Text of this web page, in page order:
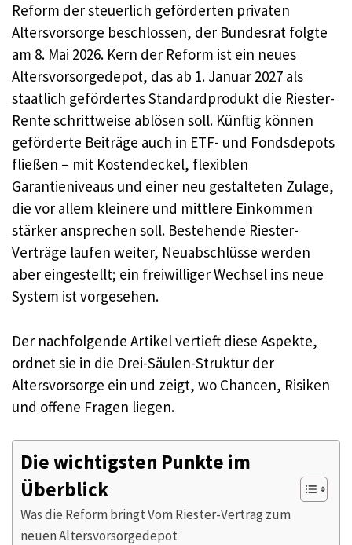
Reform der steuerlich geförderten privaten
Altersvorsorge beschlossen, der Bundesrat folgte
am 8. Mai 2026. Kern der Reform ist ein neues
Altersvorsorgedepot, das ab 1. Januar 2027 als
staatlich gefördertes Standardprodukt die Riester-
Rente schrittweise ablösen soll. Künftig können
geförderte Beiträge auch in ETF- und Fondsdepots
fließen – mit Kostendeckel, flexiblen
Garantieniveaus und einer neu gestalteten Zulage,
die vor allem kleinere und mittlere Einkommen
stärker ansprechen soll. Bestehende Riester-
Verträge laufen weiter, Neuabschlüsse werden
aber eingestellt; ein freiwilliger Wechsel ins neue
System ist vorgesehen.
Der nachfolgende Artikel vertieft diese Aspekte,
ordnet sie in die Drei-Säulen-Struktur der
Altersvorsorge ein und zeigt, wo Chancen, Risiken
und offene Fragen liegen.
Die wichtigsten Punkte im
Überblick
Was die Reform bringt Vom Riester-Vertrag zum
neuen Altersvorsorgedepot